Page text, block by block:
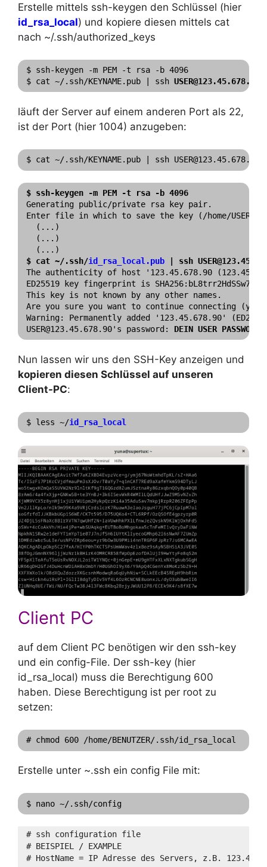
Erstelle mittels ssh-keygen den Schlüssel (hier
id_rsa_local) und kopiere diesen mittels cat
nach ~/.ssh/authorized_keys
$ ssh-keygen -m PEM -t rsa -b 4096
$ cat ~/.ssh/KEYNAME.pub | ssh USER@123.45.678.90
läuft der Server auf einem anderen Port als 22,
ist der Port (hier 1004) anzugeben:
$ cat ~/.ssh/KEYNAME.pub | ssh USER@123.45.678.90
$ ssh-keygen -m PEM -t rsa -b 4096
Generating public/private rsa key pair.
Enter file in which to save the key (/home/USER/
  (...)
  (...)
$ cat ~/.ssh/id_rsa_local.pub | ssh
The authenticity of host '123.45.678.90
ED25519 key fingerprint is
This key is not known by any other names.
Are you sure you want to continue connecting
Warning: Permanently added '123.45.678.90'
USER@123.45.678.90's password:
Nun lassen wir uns den SSH-Key anzeigen und
kopieren diesen Schlüssel auf unseren
Client-PC:
$ less ~/id_rsa_local
Client PC
auf dem Client PC benötigen wir den ssh-key
und ein config-File. Der ssh-key (hier
id_rsa_local) muss die Berechtigung 600
haben. Diese Berechtigung ist per root zu
setzen:
# chmod 600 /home/BENUTZER/.ssh/id_rsa_local
Erstelle unter ~.ssh ein config File mit:
$ nano ~/.ssh/config
# ssh configuration file
# BEISPIEL / EXAMPLE
# HostName = IP Adresse des Servers, z.B.